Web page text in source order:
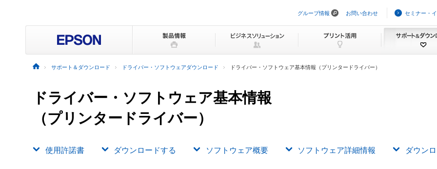
ビ
ョ
を
グループ情報 お問い合わせ セミナー・
サポート＆ダウンロード ドライバー・ソフトウェアダウンロード ドライバー・ソフトウェア基本情報（プリンタードライバー）
ドライバー・ソフトウェア基本情報
（プリンタードライバー）
使用許諾書 ダウンロードする ソフトウェア概要 ソフトウェア詳細情報 ダウン